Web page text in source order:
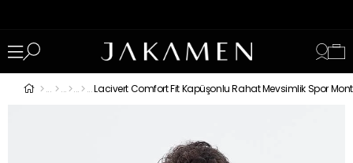
Lacivert Comfort Fit Kapüşonlu Rahat Mevsimlik Spor Mont